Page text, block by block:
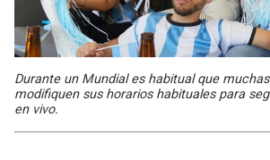
Durante un Mundial es habitual que
modifiquen sus horarios habituales para
en vivo.